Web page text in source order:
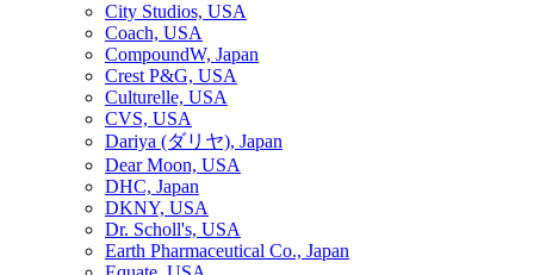
City Studios, USA
Coach, USA
CompoundW, Japan
Crest P&G, USA
Culturelle, USA
CVS, USA
Dariya (ダリヤ), Japan
Dear Moon, USA
DHC, Japan
DKNY, USA
Dr. Scholl's, USA
Earth Pharmaceutical Co., Japan